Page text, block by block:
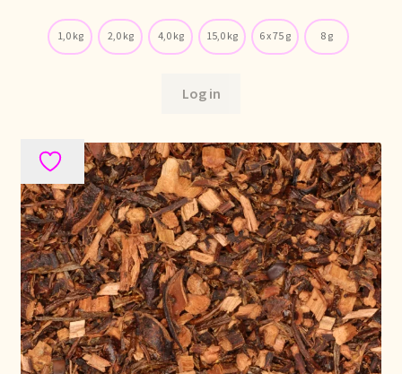
1,0 kg 2,0 kg 4,0 kg 15,0 kg 6 x 75 g 8 g
Log in